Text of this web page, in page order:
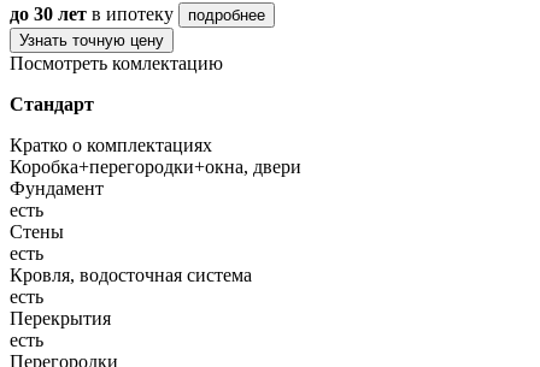
до 30 лет в ипотеку
подробнее
Узнать точную цену
Посмотреть комлектацию
Стандарт
Кратко о комплектациях
Коробка+перегородки+окна, двери
Фундамент
есть
Стены
есть
Кровля, водосточная система
есть
Перекрытия
есть
Перегородки